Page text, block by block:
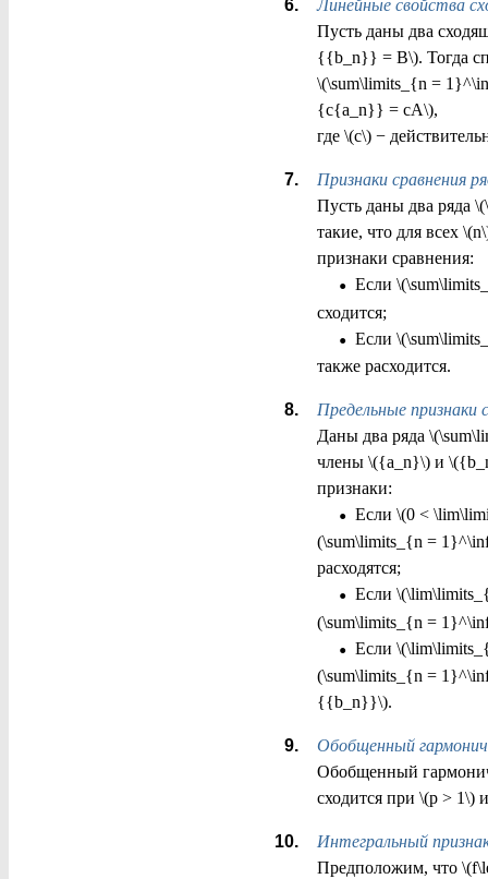
Линейные свойства
Пусть даны два
{{b_n}} = B\). Тогда
\(\sum\limits_{n =
{c{a_n}} = cA\),
где \(c\) −
Признаки сравнения
Пусть даны два
такие, что для всех
признаки сравнения:
•Если
сходится;
•Если
также расходится.
Предельные признаки
Даны два ряда
члены \({a_n}\) и
признаки:
•Если \(0 <
(\sum\limits_{n =
расходятся;
•Если
(\sum\limits_{n =
•Если
(\sum\limits_{n =
{{b_n}}\).
Обобщенный
Обобщенный
сходится при \(p > 1\)
Интегральный
Предположим, что